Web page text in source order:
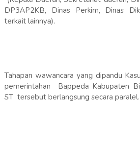
DP3AP2KB, Dinas Perkim, Dinas
terkait lainnya).
Tahapan wawancara yang dipandu
pemerintahan Bappeda Kabupaten
ST tersebut berlangsung secara paralel.